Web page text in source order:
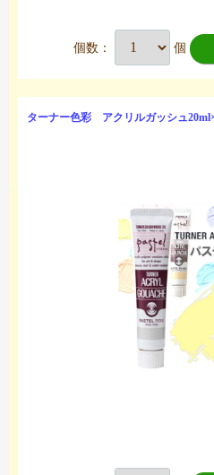
個数： 個
ターナー色彩 アクリルガッシュ